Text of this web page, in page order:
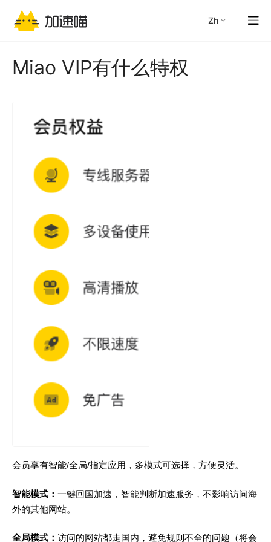
zh
Miao VIP有什么特权
会员享有智能/全局/指定应用，多模式可选择，方便灵活。
智能模式： 一键回国加速，智能判断加速服务，不影响访问海
外的其他网站。
全局模式： 访问的网站都走国内，避免规则不全的问题 （将会